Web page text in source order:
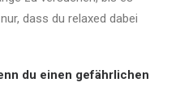
dass du relaxed dabei
du einen gefährlichen